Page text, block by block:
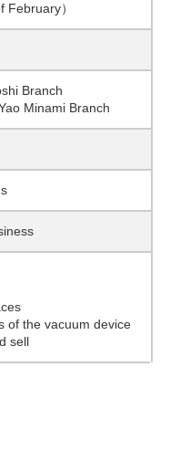
）
Branch
Minami Branch
of the vacuum device
sell